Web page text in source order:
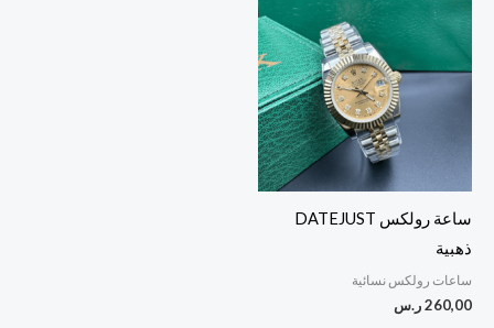
ساعة رولكس DATEJUST
ذهبية
ساعات رولكس نسائية
260,00ر.س